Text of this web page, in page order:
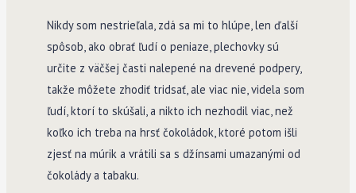
Nikdy som nestrieľala, zdá sa mi to hlúpe, len ďalší
spôsob, ako obrať ľudí o peniaze, plechovky sú
určite z väčšej časti nalepené na drevené podpery,
takže môžete zhodiť tridsať, ale viac nie, videla som
ľudí, ktorí to skúšali, a nikto ich nezhodil viac, než
koľko ich treba na hrsť čokoládok, ktoré potom išli
zjesť na múrik a vrátili sa s džínsami umazanými od
čokolády a tabaku.